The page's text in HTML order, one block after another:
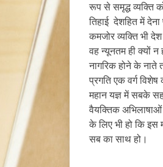
रूप से समृद्ध व्यक्ति
तिहाई देशहित में
कमजोर व्यक्ति भी
वह न्यूनतम ही क्यों
नागरिक होने के नाते
प्रगति एक वर्ग
महान यज्ञ में सबके
वैयक्तिक
के लिए भी हो कि इस
सब का साथ हो।